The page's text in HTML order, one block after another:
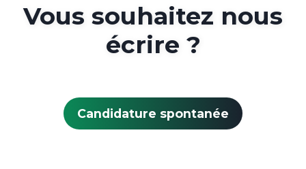
Vous souhaitez nous
écrire ?
Candidature spontanée